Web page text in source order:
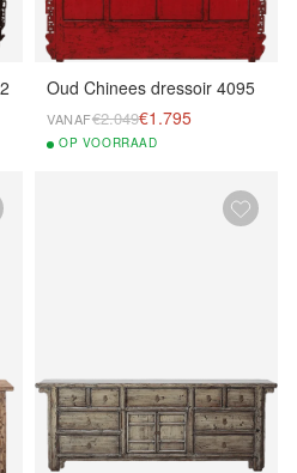
Oud Chinees dressoir 4095
VANAF€2.049€1.795
OP VOORRAAD